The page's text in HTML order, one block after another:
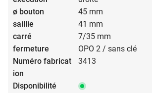
45 mm
41 mm
7/35 mm
OPO 2 / sans clé
3413